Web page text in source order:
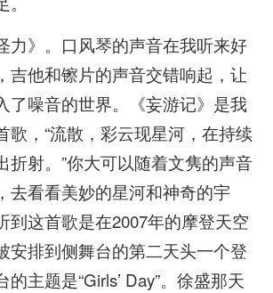
力》。口风琴的声音在我听来好
吉他和镲片的声音交错响起，让
了噪音的世界。《妄游记》是我
歌，“流散，彩云现星河，在持续
折射。”你大可以随着文隽的声音
去看看美妙的星河和神奇的宇
到这首歌是在2007年的摩登天空
安排到侧舞台的第二天头一个登
主题是“Girls’ Day”。徐盛那天